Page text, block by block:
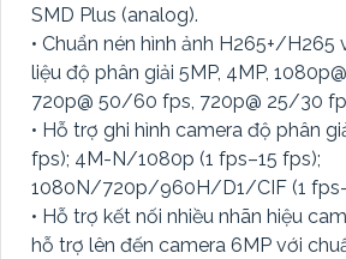
SMD Plus (analog).
• Chuẩn nén hình ảnh H265+/H265
liệu độ phân giải 5MP, 4MP,
720p@ 50/60 fps, 720p@ 25/30
• Hỗ trợ ghi hình camera độ phân
fps); 4M-N/1080p (1 fps–15 fps);
1080N/720p/960H/D1/CIF (1
• Hỗ trợ kết nối nhiều nhãn hiệu
hỗ trợ lên đến camera 6MP với